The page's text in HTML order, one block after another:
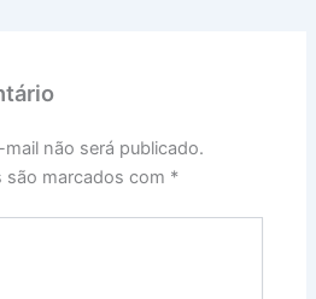
não será publicado.
marcados com *